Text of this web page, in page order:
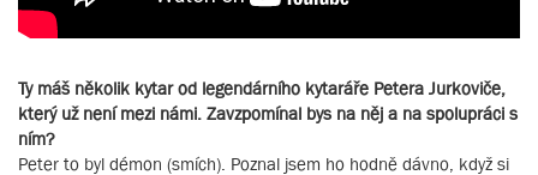
Ty máš několik kytar od legendárního kytaráře Petera Jurkoviče,
který už není mezi námi. Zavzpomínal bys na něj a na spolupráci s
ním?
Peter to byl démon (smích). Poznal jsem ho hodně dávno, když si